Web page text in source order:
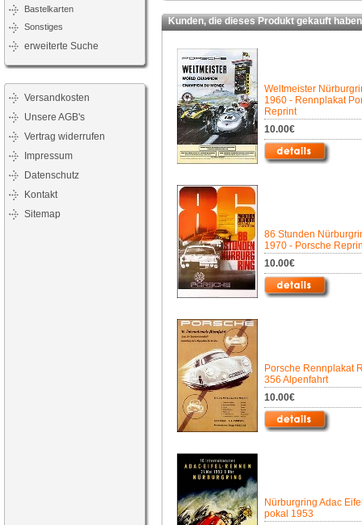
Bastelkarten
Sonstiges
erweiterte Suche
Versandkosten
Unsere AGB's
Vertrag widerrufen
Impressum
Datenschutz
Kontakt
Sitemap
Kunden, die dieses Produkt gekauft
Weltmeister
1960 - Rennplakat
Reprint
10.00€
86 Stunden
1970 - Porsche
10.00€
Porsche Rennplakat
356 Alpenfahrt
10.00€
Nürburgring Adac
pokal 1953